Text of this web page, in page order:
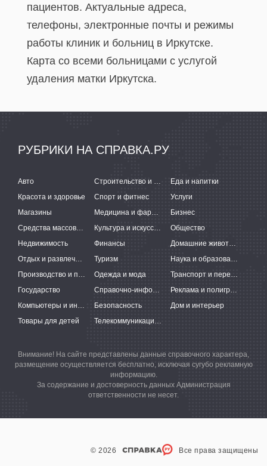
пациентов. Актуальные адреса,
телефоны, электронные почты и режимы
работы клиник и больниц в Иркутске.
Карта со всеми больницами с услугой
удаления матки Иркутска.
РУБРИКИ НА СПРАВКА.РУ
Авто Строительство и ремонт
Еда и напитки
Красота и здоровье
Спорт и фитнес
Услуги
Магазины
Медицина и фармацевтика
Бизнес
Средства массовой информации
Культура и искусство
Общество
Недвижимость
Финансы
Домашние животные
Отдых и развлечения
Туризм
Наука и образование
Производство и поставки
Одежда и мода
Транспорт и перевозки
Государство
Справочно-информационные системы
Реклама и полиграфия
Компьютеры и интернет
Безопасность
Дом и интерьер
Товары для детей
Телекоммуникации и связь
Внимание! На сайте представлены данные справочного характера,
размещение осуществляется бесплатно, исключая сугубо рекламную
информацию.
За содержание и достоверность данных Администрация
ответственности не несет.
© 2026 Все права защищены